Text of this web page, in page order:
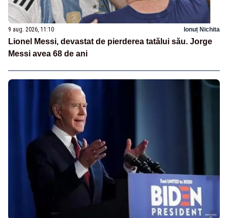
9 aug. 2026, 11:10 Ionuț Nichita
Lionel Messi, devastat de pierderea tatălui său. Jorge
Messi avea 68 de ani